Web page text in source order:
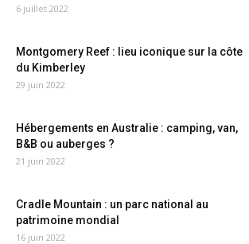
6 juillet 2022
Montgomery Reef : lieu iconique sur la côte
du Kimberley
29 juin 2022
Hébergements en Australie : camping, van,
B&B ou auberges ?
21 juin 2022
Cradle Mountain : un parc national au
patrimoine mondial
16 juin 2022